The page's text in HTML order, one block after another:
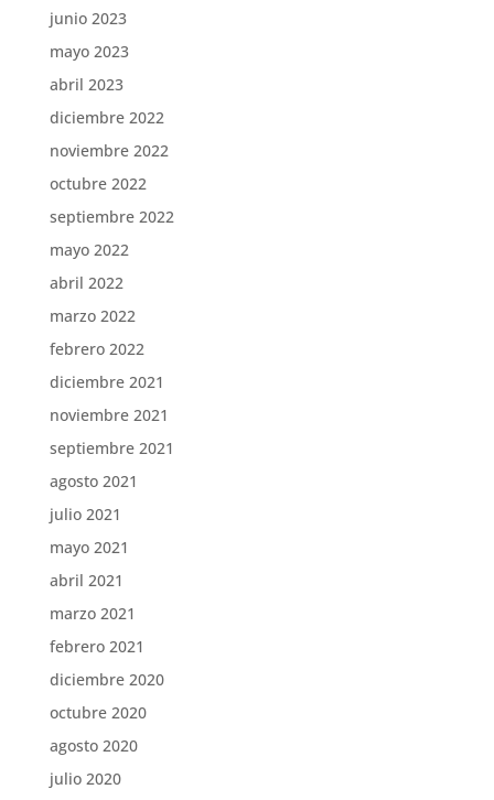
junio 2023
mayo 2023
abril 2023
diciembre 2022
noviembre 2022
octubre 2022
septiembre 2022
mayo 2022
abril 2022
marzo 2022
febrero 2022
diciembre 2021
noviembre 2021
septiembre 2021
agosto 2021
julio 2021
mayo 2021
abril 2021
marzo 2021
febrero 2021
diciembre 2020
octubre 2020
agosto 2020
julio 2020